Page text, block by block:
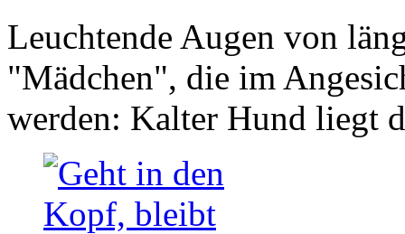
Leuchtende Augen von
"Mädchen", die im
werden: Kalter Hund liegt